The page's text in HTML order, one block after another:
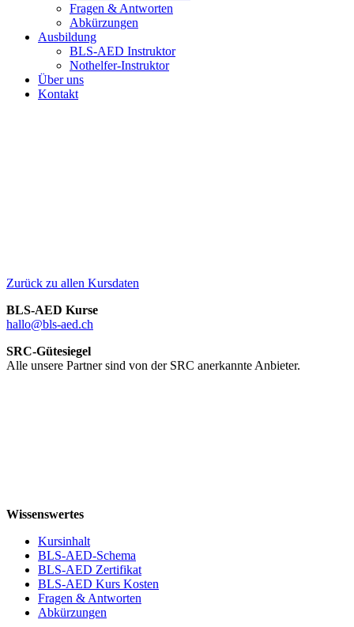
Fragen & Antworten
Abkürzungen
Ausbildung
BLS-AED Instruktor
Nothelfer-Instruktor
Über uns
Kontakt
Zurück zu allen Kursdaten
BLS-AED Kurse
hallo@bls-aed.ch
SRC-Gütesiegel
Alle unsere Partner sind von der SRC anerkannte Anbieter.
Wissenswertes
Kursinhalt
BLS-AED-Schema
BLS-AED Zertifikat
BLS-AED Kurs Kosten
Fragen & Antworten
Abkürzungen